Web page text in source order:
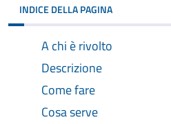
INDICE DELLA PAGINA
A chi è rivolto
Descrizione
Come fare
Cosa serve